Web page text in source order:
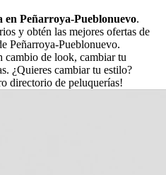
Peñarroya-Pueblonuevo.
y obtén las mejores ofertas de
Peñarroya-Pueblonuevo.
cambio de look, cambiar tu
¿Quieres cambiar tu estilo?
directorio de peluquerías!